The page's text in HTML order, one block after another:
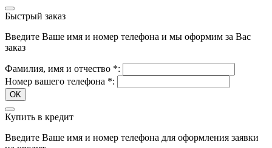
Быстрый заказ
Введите Ваше имя и номер телефона и мы оформим за Вас
заказ
Фамилия, имя и отчество *:
Номер вашего телефона *:
OK
Купить в кредит
Введите Ваше имя и номер телефона для оформления заявки